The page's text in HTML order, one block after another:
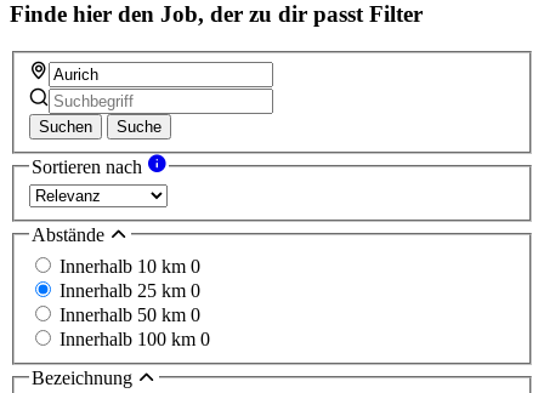
Finde hier den Job, der zu dir passt Filter
Suchen Suche
Sortieren nach
Abstände
Innerhalb 10 km 0
Innerhalb 25 km 0
Innerhalb 50 km 0
Innerhalb 100 km 0
Bezeichnung